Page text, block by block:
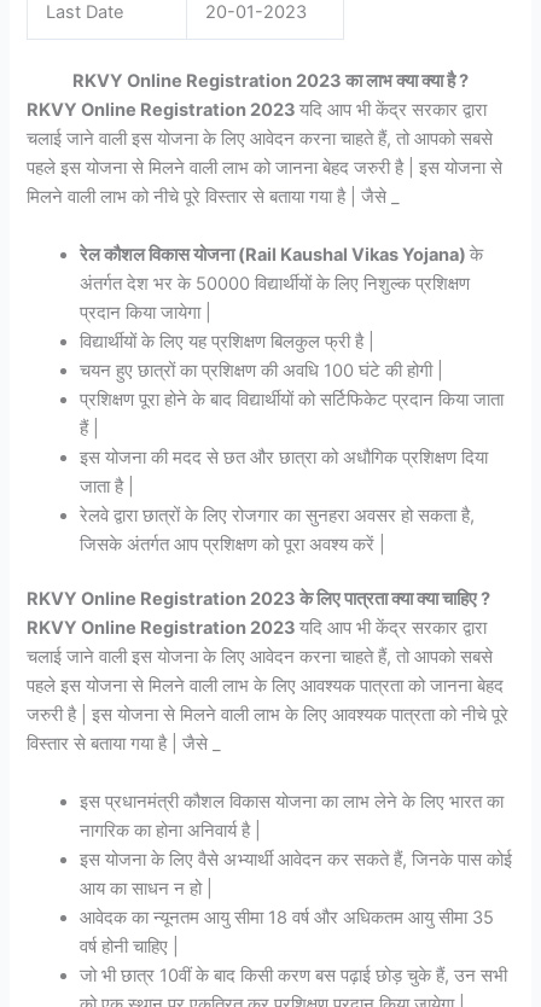
Last Date 20-01-2023
RKVY Online Registration 2023 का लाभ क्या क्या है ?
RKVY Online Registration 2023यदि आप भी केंद्र सरकार द्वारा
चलाई जाने वाली इस योजना के लिए आवेदन करना चाहते हैं, तो आपको सबसे
पहले इस योजना से मिलने वाली लाभ को जानना बेहद जरुरी है | इस योजना से
मिलने वाली लाभ को नीचे पूरे विस्तार से बताया गया है | जैसे _
रेल कौशल विकास योजना (Rail Kaushal Vikas Yojana)के
अंतर्गत देश भर के 50000 विद्यार्थीयों के लिए निशुल्क प्रशिक्षण
प्रदान किया जायेगा |
विद्यार्थीयों के लिए यह प्रशिक्षण बिलकुल फ्री है |
चयन हुए छात्रों का प्रशिक्षण की अवधि 100 घंटे की होगी |
प्रशिक्षण पूरा होने के बाद विद्यार्थीयों को सर्टिफिकेट प्रदान किया जाता
हैं |
इस योजना की मदद से छत और छात्रा को अधौगिक प्रशिक्षण दिया
जाता है |
रेलवे द्वारा छात्रों के लिए रोजगार का सुनहरा अवसर हो सकता है,
जिसके अंतर्गत आप प्रशिक्षण को पूरा अवश्य करें |
RKVY Online Registration 2023 के लिए पात्रता क्या क्या चाहिए ?
RKVY Online Registration 2023यदि आप भी केंद्र सरकार द्वारा
चलाई जाने वाली इस योजना के लिए आवेदन करना चाहते हैं, तो आपको सबसे
पहले इस योजना से मिलने वाली लाभ के लिए आवश्यक पात्रता को जानना बेहद
जरुरी है | इस योजना से मिलने वाली लाभ के लिए आवश्यक पात्रता को नीचे पूरे
विस्तार से बताया गया है | जैसे _
इस प्रधानमंत्री कौशल विकास योजना का लाभ लेने के लिए भारत का
नागरिक का होना अनिवार्य है |
इस योजना के लिए वैसे अभ्यार्थी आवेदन कर सकते हैं, जिनके पास कोई
आय का साधन न हो |
आवेदक का न्यूनतम आयु सीमा 18 वर्ष और अधिकतम आयु सीमा 35
वर्ष होनी चाहिए |
जो भी छात्र 10वीं के बाद किसी करण बस पढ़ाई छोड़ चुके हैं, उन सभी